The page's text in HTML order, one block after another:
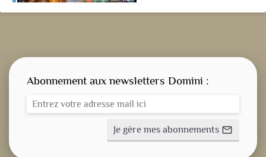
Abonnement aux newsletters Domini :
Je gère mes abonnements mail_outline